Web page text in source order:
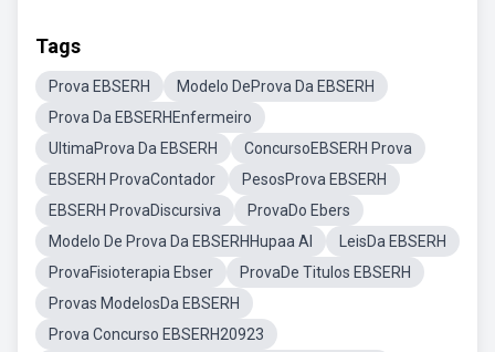
Tags
Prova EBSERH
Modelo DeProva Da EBSERH
Prova Da EBSERHEnfermeiro
UltimaProva Da EBSERH
ConcursoEBSERH Prova
EBSERH ProvaContador
PesosProva EBSERH
EBSERH ProvaDiscursiva
ProvaDo Ebers
Modelo De Prova Da EBSERHHupaa Al
LeisDa EBSERH
ProvaFisioterapia Ebser
ProvaDe Titulos EBSERH
Provas ModelosDa EBSERH
Prova Concurso EBSERH20923